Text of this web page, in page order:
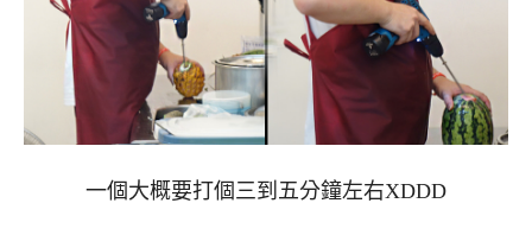
一個大概要打個三到五分鐘左右XDDD